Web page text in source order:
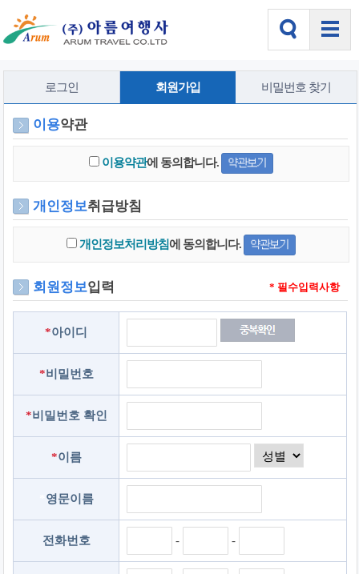
로그인 회원가입 비밀번호 찾기
이용약관
이용약관에 동의합니다.
개인정보취급방침
개인정보처리방침에 동의합니다.
회원정보입력 * 필수입력사항
*아이디
*비밀번호
*비밀번호 확인
*이름
영문이름
전화번호 - -